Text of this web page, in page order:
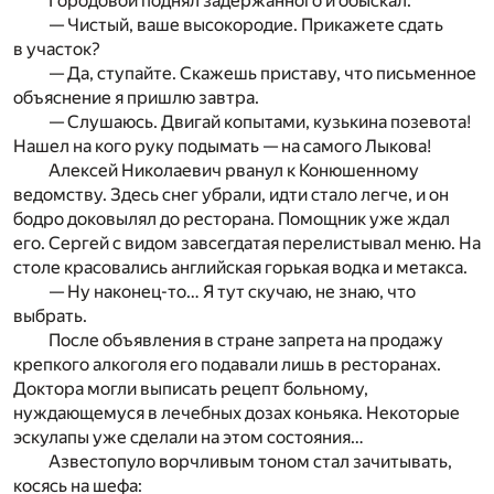
— Чистый, ваше высокородие. Прикажете сдать
в участок?
— Да, ступайте. Скажешь приставу, что письменное
объяснение я пришлю завтра.
— Слушаюсь. Двигай копытами, кузькина позевота!
Нашел на кого руку подымать — на самого Лыкова!
Алексей Николаевич рванул к Конюшенному
ведомству. Здесь снег убрали, идти стало легче, и он
бодро доковылял до ресторана. Помощник уже ждал
его. Сергей с видом завсегдатая перелистывал меню. На
столе красовались английская горькая водка и метакса.
— Ну наконец-то… Я тут скучаю, не знаю, что
выбрать.
После объявления в стране запрета на продажу
крепкого алкоголя его подавали лишь в ресторанах.
Доктора могли выписать рецепт больному,
нуждающемуся в лечебных дозах коньяка. Некоторые
эскулапы уже сделали на этом состояния…
Азвестопуло ворчливым тоном стал зачитывать,
косясь на шефа: